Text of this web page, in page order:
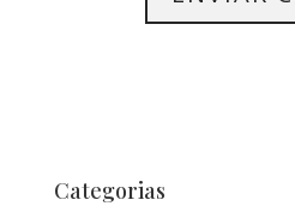
Categorias